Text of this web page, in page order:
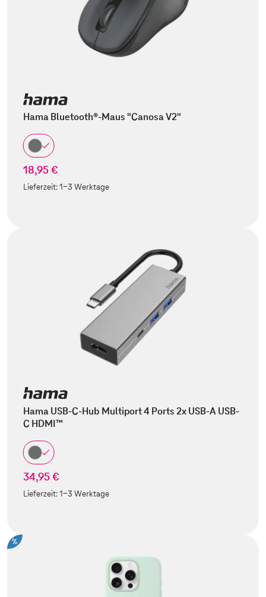
Hama Bluetooth®-Maus "Canosa V2"
18,95 €
Lieferzeit:1-3 Werktage
Hama USB-C-Hub Multiport 4 Ports 2x USB-A USB-
C HDMI™
34,95 €
Lieferzeit:1-3 Werktage
%